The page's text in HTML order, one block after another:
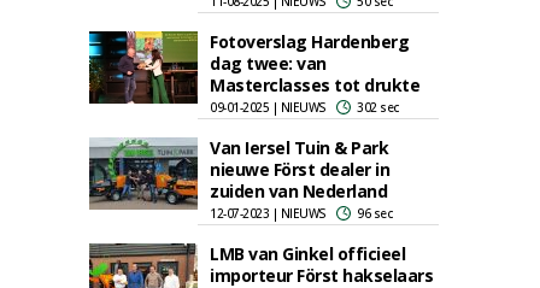
Fotoverslag Hardenberg
dag twee: van
Masterclasses tot drukte
09-01-2025 | NIEUWS 302 sec
Van Iersel Tuin & Park
nieuwe Först dealer in
zuiden van Nederland
12-07-2023 | NIEUWS 96 sec
LMB van Ginkel officieel
importeur Först hakselaars